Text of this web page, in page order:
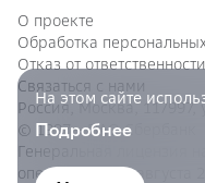
О проекте
Обработка
Отказ от ответственности
Связаться с нами
Россия, Москва, 117997,
© 1997—ПАО Сбербанк
Генеральная лицензия
операций от 11 августа
На этом сайте
Подробнее